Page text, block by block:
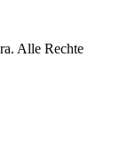
Alle Rechte